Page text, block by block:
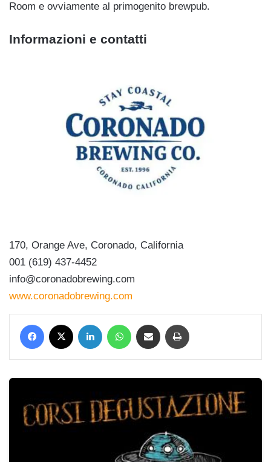
Room e ovviamente al primogenito brewpub.
Informazioni e contatti
170, Orange Ave, Coronado, California
001 (619) 437-4452
info@coronadobrewing.com
www.coronadobrewing.com
Facebook LinkedIn WhatsApp Condividi via mail